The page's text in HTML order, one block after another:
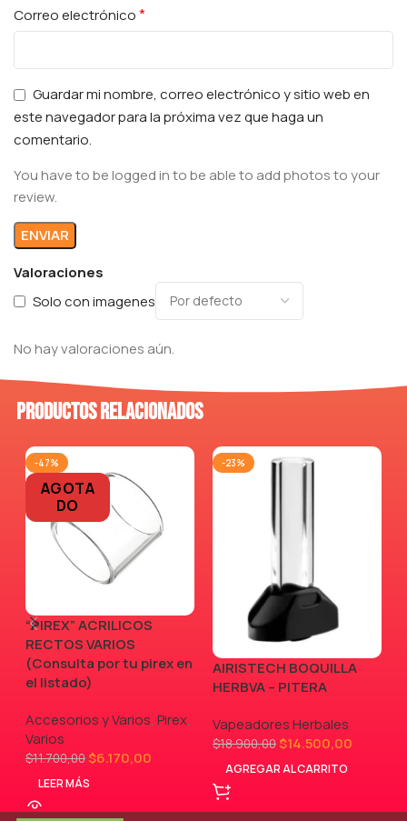
Valoraciones
Solo con imagenes
No hay valoraciones aún.
Correo electrónico*
Guardar mi nombre, correo electrónico y sitio web en
este navegador para la próxima vez que haga un
comentario.
You have to be logged in to be able to add photos to your
review.
Productos relacionados
-47%
AGOTA
DO
“PIREX” ACRILICOS
RECTOS VARIOS
(Consulta por tu pirex en
el listado)
Accesorios y Varios, Pirex,
Varios
$11.700,00$6.170,00
LEER MÁS
-23%
AIRISTECH BOQUILLA
HERBVA – PITERA
Vapeadores Herbales
$18.900,00$14.500,00
AGREGAR AL CARRITO